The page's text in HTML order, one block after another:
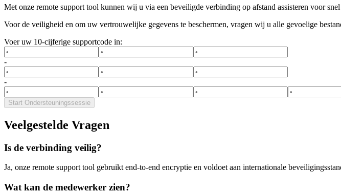
Met onze remote support tool kunnen wij u via een beveiligde verbinding op afstand assisteren voor
Voor de veiligheid en om uw vertrouwelijke gegevens te beschermen, vragen wij u alle gevoelige
Voer uw 10-cijferige supportcode in:
-
-
Start Ondersteuningssessie
Veelgestelde Vragen
Is de verbinding veilig?
Ja, onze remote support tool gebruikt end-to-end encryptie en voldoet aan internationale
Wat kan de medewerker zien?